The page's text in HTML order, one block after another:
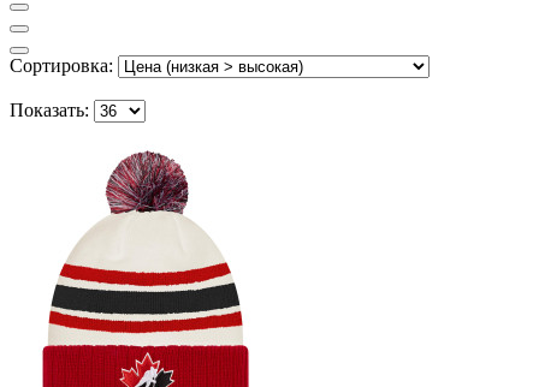
Сортировка:
Показать: